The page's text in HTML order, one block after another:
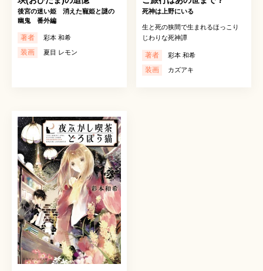
後宮の迷い姫 消えた寵姫と謎の
幽鬼 番外編
著者 彩本 和希
装画 夏目 レモン
死神は上野にいる
生と死の狭間で生まれるほっこり
じわりな死神譚
著者 彩本 和希
装画 カズアキ